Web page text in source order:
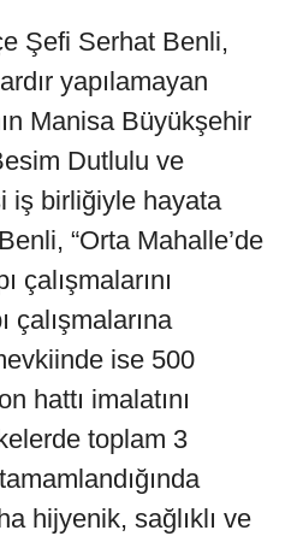
Şefi Serhat Benli,
yapılamayan
Manisa Büyükşehir
Dutlulu ve
iş birliğiyle hayata
“Orta Mahalle’de
çalışmalarını
çalışmalarına
ise 500
hattı imalatını
toplam 3
hijyenik, sağlıklı ve